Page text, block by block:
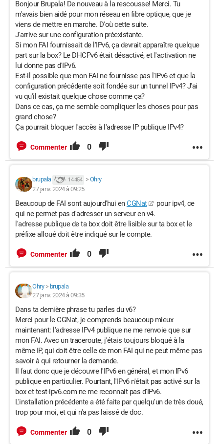
Bonjour Brupala! De nouveau à la rescousse! Merci. Tu
m'avais bien aidé pour mon réseau en fibre optique, que je
viens de mettre en marche. D'où cette suite.
J'arrive sur une configuration préexistante.
Si mon FAI fournissait de l'IPv6, ça devrait apparaître quelque
part sur la box? Le DHCPv6 était désactivé, et l'activation ne
lui donne pas d'IPv6.
Est-il possible que mon FAI ne fournisse pas l'IPv6 et que la
configuration précédente soit fondée sur un tunnel IPv4? J'ai
vu qu'il existait quelque chose comme ça?
Dans ce cas, ça me semble compliquer les choses pour pas
grand chose?
Ça pourrait bloquer l'accès à l'adresse IP publique IPv4?
Commenter 0
brupala 14 454 > Ohry
27 janv. 2024 à 09:25
Beaucoup de FAI sont aujourd'hui enCGNat
pour ipv4, ce
qui ne permet pas d'adresser un serveur en v4.
l'adresse publique de ta box doit être lisible sur ta box et le
préfixe alloué doit être indiqué sur le compte.
Commenter 0
Ohry> brupala
27 janv. 2024 à 09:35
Dans ta dernière phrase tu parles du v6?
Merci pour le CGNat, je comprends beaucoup mieux
maintenant: l'adresse IPv4 publique ne me renvoie que sur
mon FAI. Avec un traceroute, j'étais toujours bloqué à la
même IP, qui doit être celle de mon FAI qui ne peut même pas
savoir à qui retourner la demande.
Il faut donc que je découvre l'IPv6 en général, et mon IPv6
publique en particulier. Pourtant, l'IPv6 n'était pas activé sur la
box et test-ipv6.com ne me reconnait pas d'IPv6.
L'installation précédente a été faite par quelqu'un de très doué,
trop pour moi, et qui n'a pas laissé de doc.
Commenter 0